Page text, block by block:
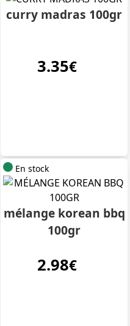
curry madras 100gr
3.35€
En stock
mélange korean bbq
100gr
2.98€